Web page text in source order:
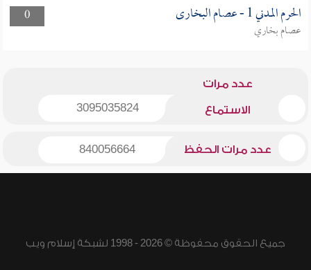
0
الحرم المدني 1 - عصام البخارى
عصام بخاري
عدد مرات
الاستماع 3095035824
عدد مرات الحفظ 840056664
جميع الحقوق محفوظة © 2026 - 1998 لشبكة إسلام ويب